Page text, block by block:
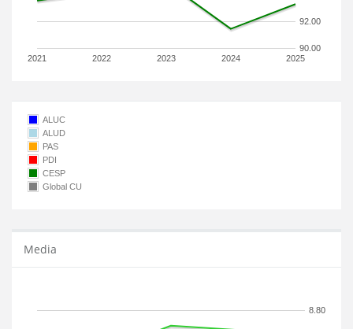
2021 2022 2023 2024 2025
90.00
92.00
ALUC
ALUD
PAS
PDI
CESP
Global CU
Media
8.80